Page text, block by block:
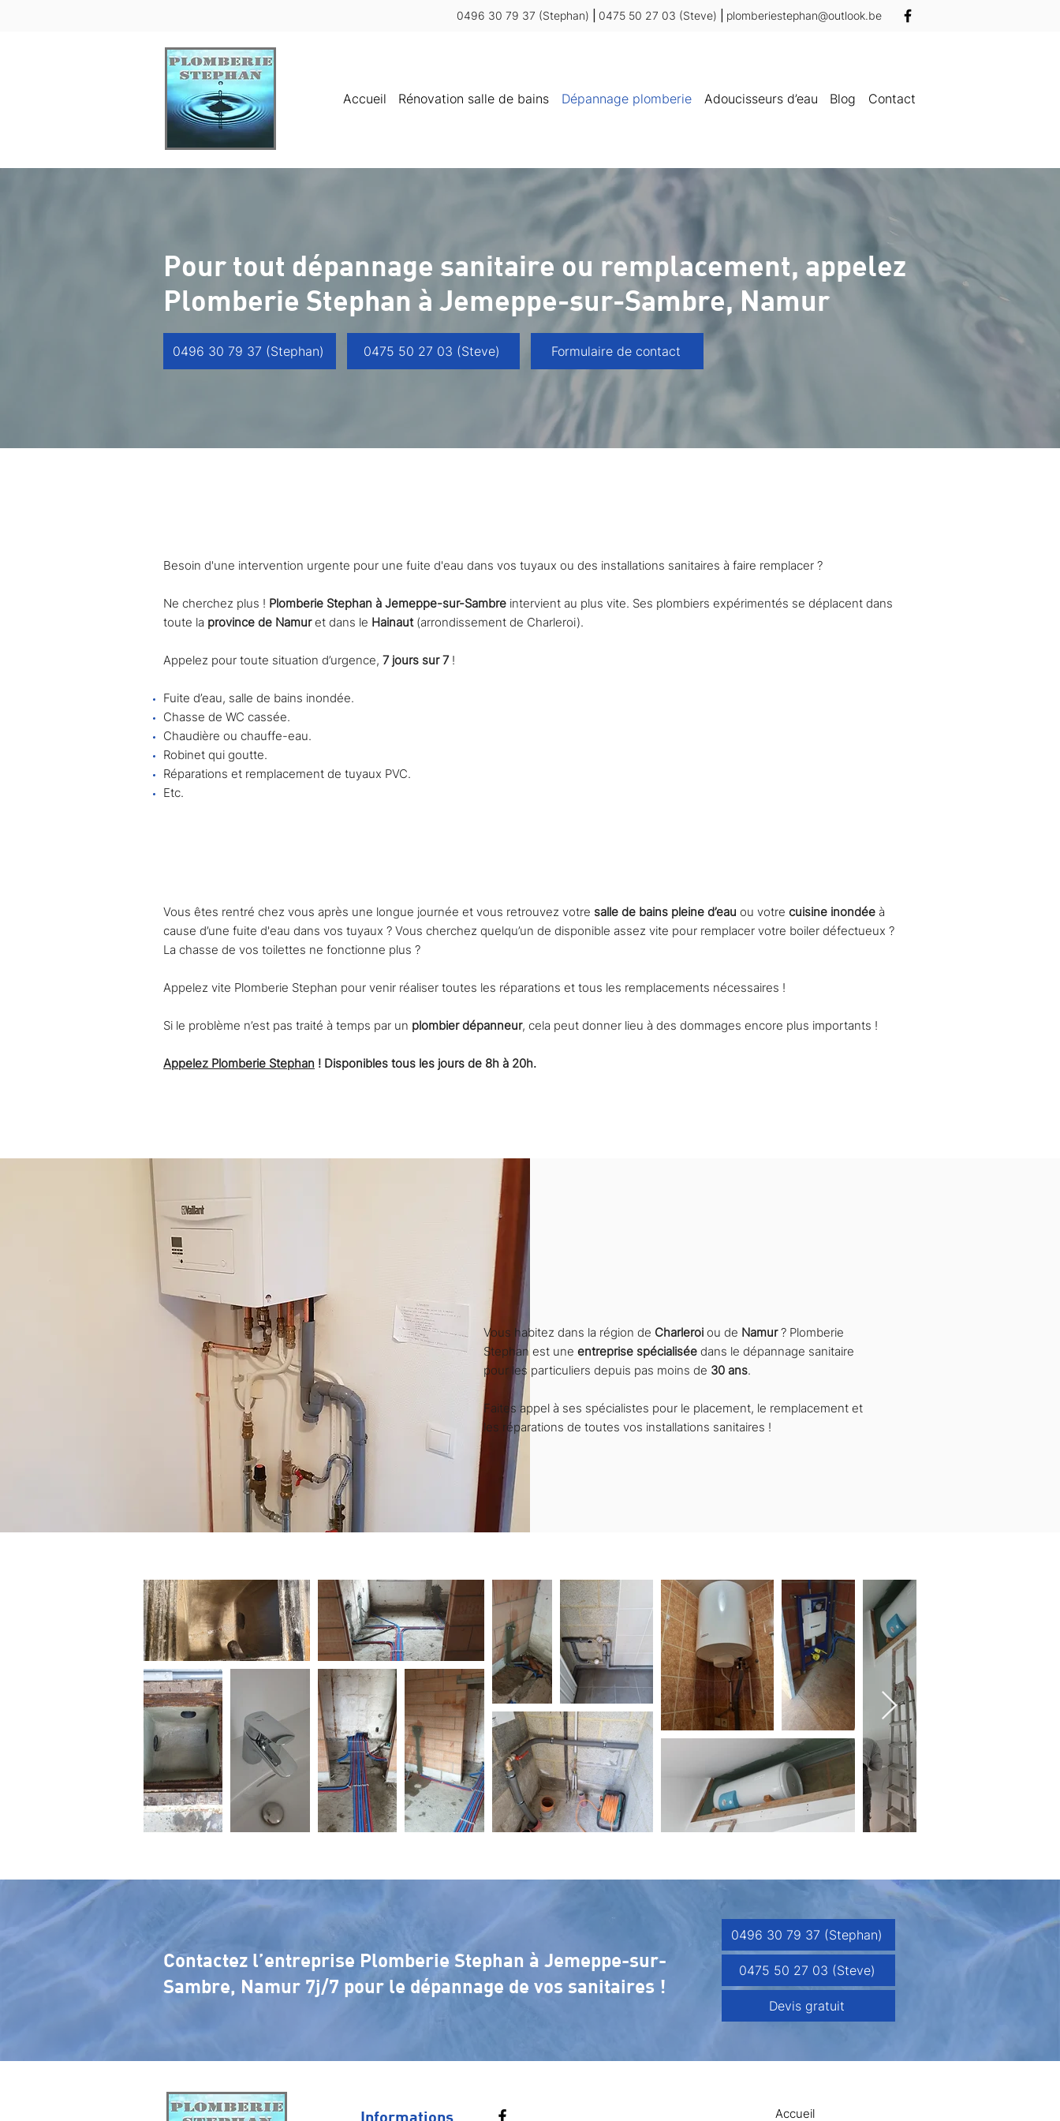
0496 30 79 37 (Stephan) 0475 50 27 03 (Steve) plomberiestephan@outlook.be
Accueil Rénovation salle de bains Dépannage plomberie Adoucisseurs d’eau Blog Contact
Pour tout dépannage sanitaire ou remplacement, appelez
Plomberie Stephan à Jemeppe-sur-Sambre, Namur
0496 30 79 37 (Stephan) 0475 50 27 03 (Steve) Formulaire de contact
Besoin d'une intervention urgente pour une fuite d'eau dans vos tuyaux ou des installations sanitaires à faire remplacer ?
Ne cherchez plus ! Plomberie Stephan à Jemeppe-sur-Sambre intervient au plus vite. Ses plombiers expérimentés se déplacent dans
toute la province de Namuret dans le Hainaut (arrondissement de Charleroi).
Appelez pour toute situation d’urgence, 7 jours sur 7!
Fuite d’eau, salle de bains inondée.
Chasse de WC cassée.
Chaudière ou chauffe-eau.
Robinet qui goutte.
Réparations et remplacement de tuyaux PVC.
Etc.
Vous êtes rentré chez vous après une longue journée et vous retrouvez votre salle de bains pleine d’eau ou votre cuisine inondée à
cause d’une fuite d'eau dans vos tuyaux ? Vous cherchez quelqu’un de disponible assez vite pour remplacer votre boiler défectueux ?
La chasse de vos toilettes ne fonctionne plus ?
Appelez vite Plomberie Stephan pour venir réaliser toutes les réparations et tous les remplacements nécessaires !
Si le problème n’est pas traité à temps par un plombier dépanneur, cela peut donner lieu à des dommages encore plus importants !
Appelez Plomberie Stephan ! Disponibles tous les jours de 8h à 20h.
Plomberie Stephan, vos experts en province de
Namur et du Hainaut !
Vous habitez dans la région de Charleroi ou de Namur? Plomberie
Stephan est une entreprise spécialisée dans le dépannage sanitaire
pour les particuliers depuis pas moins de 30 ans.
Faites appel à ses spécialistes pour le placement, le remplacement et
les réparations de toutes vos installations sanitaires !
Contactez l’entreprise Plomberie Stephan à Jemeppe-sur-
Sambre, Namur 7j/7 pour le dépannage de vos sanitaires !
0496 30 79 37 (Stephan)
0475 50 27 03 (Steve)
Devis gratuit
Informations Accueil